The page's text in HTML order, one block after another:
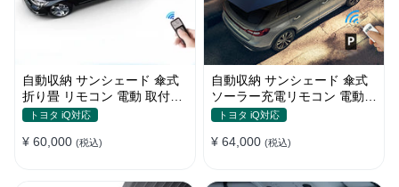
自動収納 サンシェード 傘式
折り畳 リモコン 電動 取付簡
単 汎用 防風
トヨタ iQ対応
¥ 60,000 (税込)
自動収納 サンシェード 傘式
ソーラー充電リモコン 電動
取付簡単 汎用
トヨタ iQ対応
¥ 64,000 (税込)